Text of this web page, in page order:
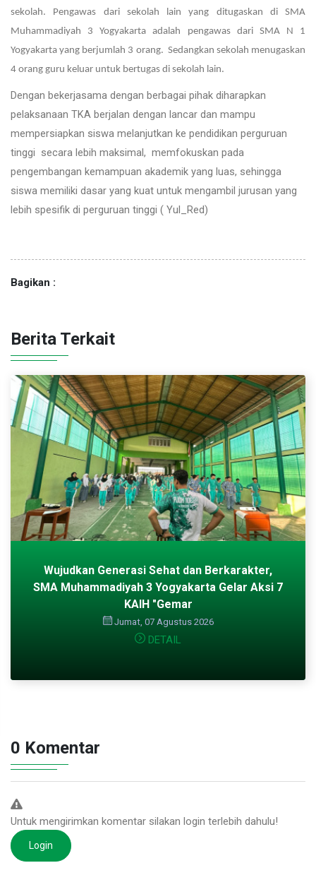
sekolah. Pengawas dari sekolah lain yang ditugaskan di SMA
Muhammadiyah 3 Yogyakarta adalah pengawas dari SMA N 1
Yogyakarta yang berjumlah 3 orang. Sedangkan sekolah menugaskan
4 orang guru keluar untuk bertugas di sekolah lain.
Dengan bekerjasama dengan berbagai pihak diharapkan
pelaksanaan TKA berjalan dengan lancar dan mampu
mempersiapkan siswa melanjutkan ke pendidikan perguruan
tinggi secara lebih maksimal, memfokuskan pada
pengembangan kemampuan akademik yang luas, sehingga
siswa memiliki dasar yang kuat untuk mengambil jurusan yang
lebih spesifik di perguruan tinggi ( Yul_Red)
Bagikan :
Berita Terkait
Sehat dan Berkarakter,
3 Yogyakarta Gelar Aksi 7
Jumat, 07 Agustus 2026
0 Komentar
Untuk mengirimkan komentar silakan login terlebih dahulu!
Login